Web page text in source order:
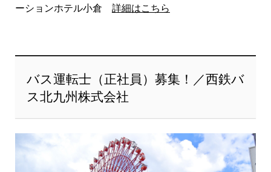
ーションホテル小倉 詳細はこちら
バス運転士（正社員）募集！／西鉄バ
ス北九州株式会社